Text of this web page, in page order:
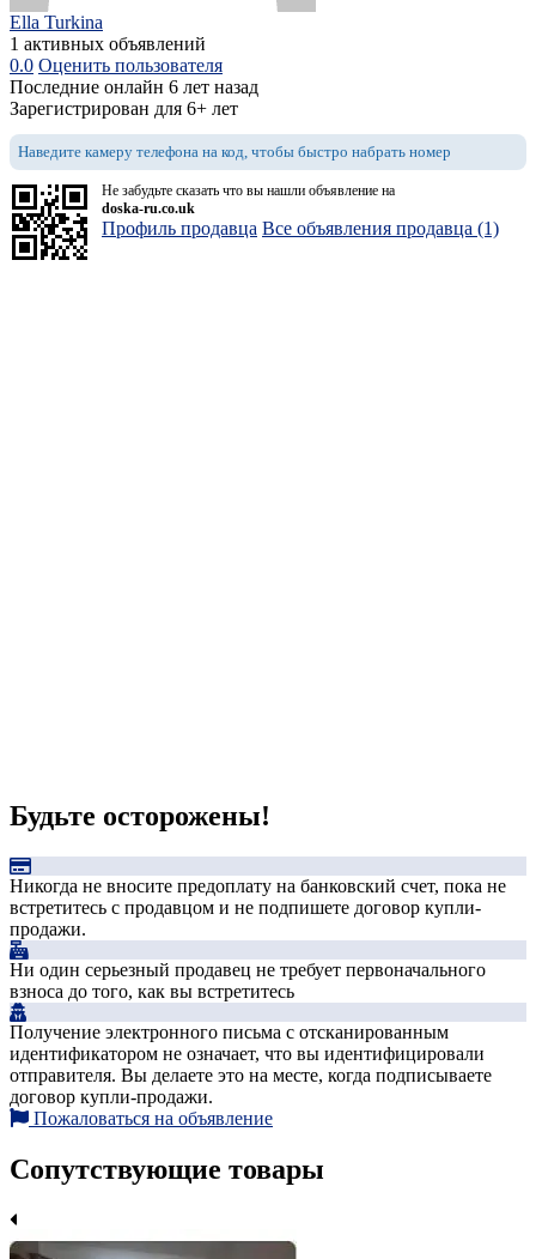
Ella Turkina
1 активных объявлений
0.0 Оценить пользователя
Последние онлайн 6 лет назад
Зарегистрирован для 6+ лет
Наведите камеру телефона на код, чтобы быстро набрать номер
Не забудьте сказать что вы нашли объявление на
doska-ru.co.uk
Профиль продавца Все объявления продавца (1)
Будьте осторожены!
Никогда не вносите предоплату на банковский счет, пока не
встретитесь с продавцом и не подпишете договор купли-
продажи.
Ни один серьезный продавец не требует первоначального
взноса до того, как вы встретитесь
Получение электронного письма с отсканированным
идентификатором не означает, что вы идентифицировали
отправителя. Вы делаете это на месте, когда подписываете
договор купли-продажи.
Пожаловаться на объявление
Сопутствующие товары